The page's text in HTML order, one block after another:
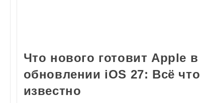
Что нового готовит Apple в
обновлении iOS 27: Всё что
известно